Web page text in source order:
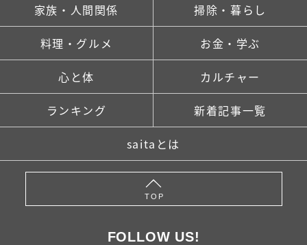
家族・人間関係 掃除・暮らし
料理・グルメ お金・学ぶ
心と体 カルチャー
ランキング 新着記事一覧
saitaとは
TOP
FOLLOW US!